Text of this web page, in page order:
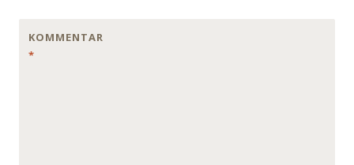
KOMMENTAR
*